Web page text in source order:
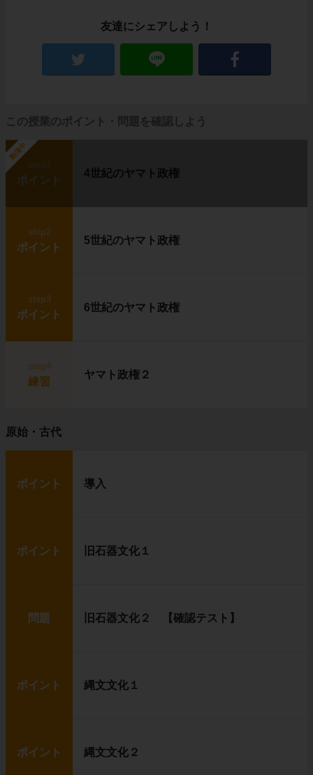
友達にシェアしよう！
この授業のポイント・問題を確認しよう
勉強中
ポイント
4世紀のヤマト政権
step2
ポイント
5世紀のヤマト政権
step3
ポイント
6世紀のヤマト政権
step4
練習
ヤマト政権２
原始・古代
ポイント 導入
ポイント 旧石器文化１
問題 旧石器文化２ 【確認テスト】
ポイント 縄文文化１
ポイント 縄文文化２